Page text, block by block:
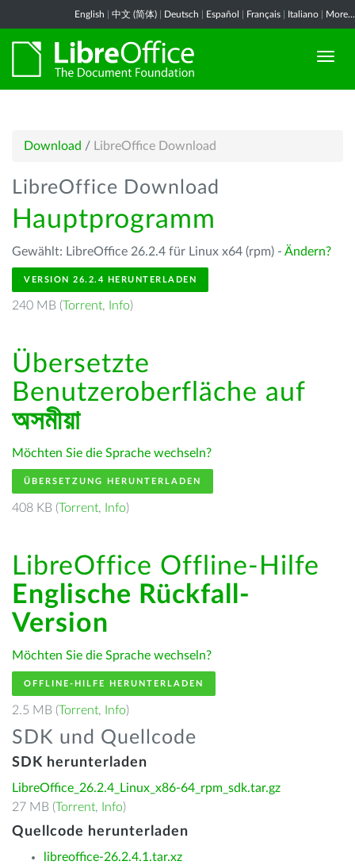
English 中文 (简体) Deutsch Español Français Italiano More...
Download / LibreOffice Download
LibreOffice Download
Hauptprogramm
Gewählt: LibreOffice 26.2.4 für Linux x64 (rpm) - Ändern?
VERSION 26.2.4 HERUNTERLADEN
240 MB (Torrent, Info)
Übersetzte
Benutzeroberfläche auf
অসমীয়া
Möchten Sie die Sprache wechseln?
ÜBERSETZUNG HERUNTERLADEN
408 KB (Torrent, Info)
LibreOffice Offline-Hilfe
Englische Rückfall-
Version
Möchten Sie die Sprache wechseln?
OFFLINE-HILFE HERUNTERLADEN
2.5 MB (Torrent, Info)
SDK und Quellcode
SDK herunterladen
LibreOffice_26.2.4_Linux_x86-64_rpm_sdk.tar.gz
27 MB (Torrent, Info)
Quellcode herunterladen
libreoffice-26.2.4.1.tar.xz